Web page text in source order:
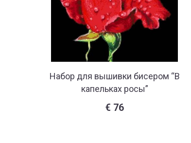
Набор для вышивки бисером “В
капельках росы”
€ 76